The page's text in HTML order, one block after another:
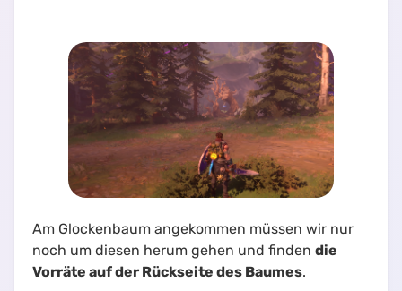
Am Glockenbaum angekommen müssen wir nur
noch um diesen herum gehen und finden die
Vorräte auf der Rückseite des Baumes.